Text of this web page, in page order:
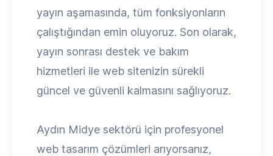
yayın aşamasında, tüm fonksiyonların
çalıştığından emin oluyoruz. Son olarak,
yayın sonrası destek ve bakım
hizmetleri ile web sitenizin sürekli
güncel ve güvenli kalmasını sağlıyoruz.
Aydın Midye sektörü için profesyonel
web tasarım çözümleri arıyorsanız,